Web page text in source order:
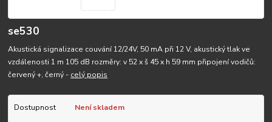
se530
Akustická signalizace couvání 12/24V, 50 mA při 12 V, akustický tlak ve
vzdálenosti 1 m 105 dB rozměry: v 52 x š 45 x h 59 mm připojení vodičů:
červený +, černý - celý popis
Dostupnost Není skladem